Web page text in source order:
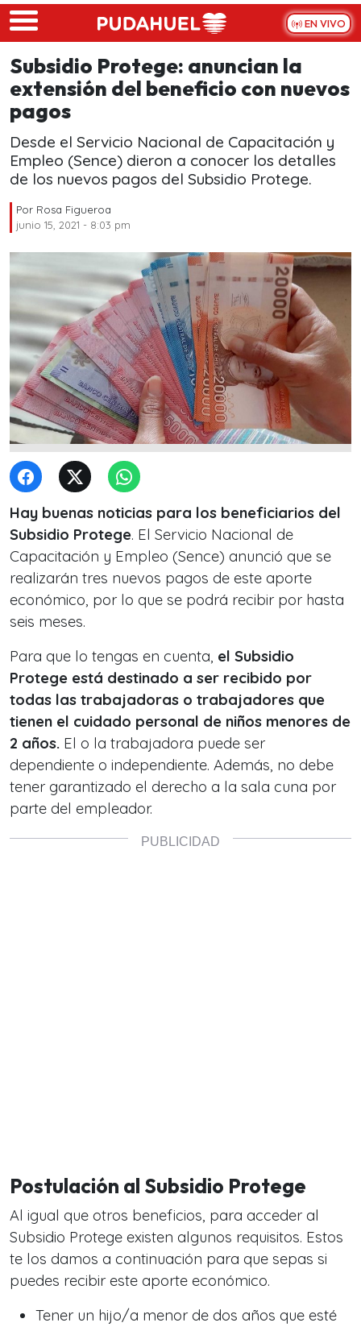
Skip to main content
EN VIVO
Subsidio Protege: anuncian la
extensión del beneficio con nuevos
pagos
Desde el Servicio Nacional de Capacitación y
Empleo (Sence) dieron a conocer los detalles
de los nuevos pagos del Subsidio Protege.
Por Rosa Figueroa
junio 15, 2021 - 8:03 pm
Hay buenas noticias para los beneficiarios del
Subsidio Protege. El Servicio Nacional de
Capacitación y Empleo (Sence) anunció que se
realizarán tres nuevos pagos de este aporte
económico, por lo que se podrá recibir por hasta
seis meses.
Para que lo tengas en cuenta, el Subsidio
Protege está destinado a ser recibido por
todas las trabajadoras o trabajadores que
tienen el cuidado personal de niños menores de
2 años. El o la trabajadora puede ser
dependiente o independiente. Además, no debe
tener garantizado el derecho a la sala cuna por
parte del empleador.
Postulación al Subsidio Protege
Al igual que otros beneficios, para acceder al
Subsidio Protege existen algunos requisitos. Estos
te los damos a continuación para que sepas si
puedes recibir este aporte económico.
Tener un hijo/a menor de dos años que esté